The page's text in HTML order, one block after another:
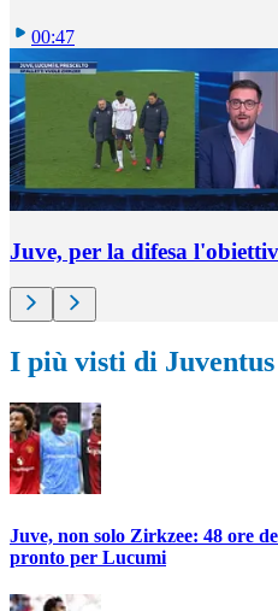
00:47
Juve, per la difesa
I più visti di Juventus
Juve, non solo Zirkzee: 48 ore
pronto per Lucumi